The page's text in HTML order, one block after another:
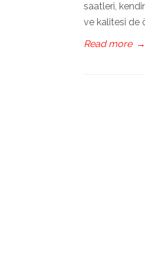
saatleri,
ve kalitesi de
Read more →